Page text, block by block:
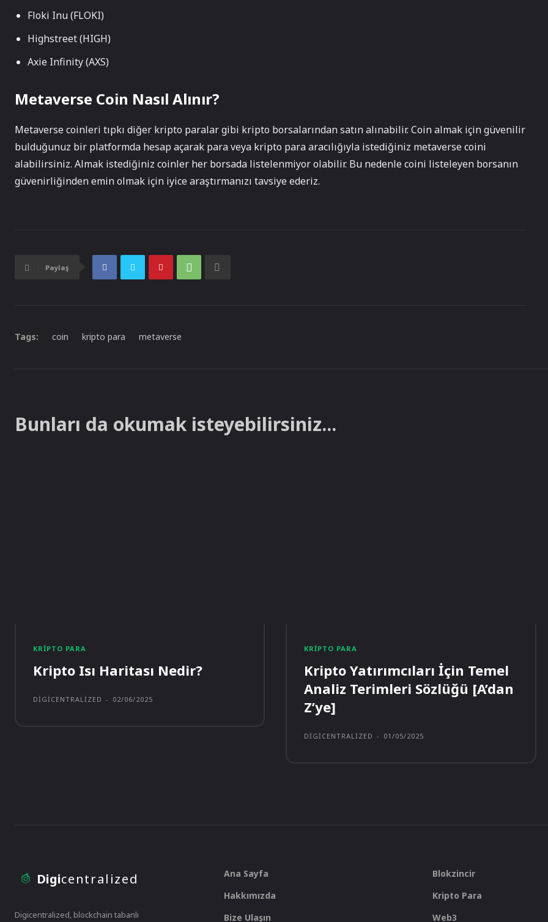
Floki Inu (FLOKI)
Highstreet (HIGH)
Axie Infinity (AXS)
Metaverse Coin Nasıl Alınır?
Metaverse coinleri tıpkı diğer kripto paralar gibi kripto borsalarından satın alınabilir. Coin almak için güvenilir
bulduğunuz bir platformda hesap açarak para veya kripto para aracılığıyla istediğiniz metaverse coini
alabilirsiniz. Almak istediğiniz coinler her borsada listelenmiyor olabilir. Bu nedenle coini listeleyen borsanın
güvenirliğinden emin olmak için iyice araştırmanızı tavsiye ederiz.
Paylaş
Tags: coin kripto para metaverse
Bunları da okumak isteyebilirsiniz...
KRIPTO PARA
Kripto Isı Haritası Nedir?
DIGICENTRALIZED - 02/06/2025
KRIPTO PARA
Kripto Yatırımcıları İçin Temel
Analiz Terimleri Sözlüğü [A’dan
Z’ye]
DIGICENTRALIZED - 01/05/2025
Digicentralized
Digicentralized, blockchain tabanlı
Ana Sayfa
Hakkımızda
Bize Ulaşın
Blokzincir
Kripto Para
Web3